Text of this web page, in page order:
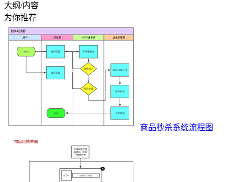
大纲/内容
为你推荐
商品秒杀系统流程图